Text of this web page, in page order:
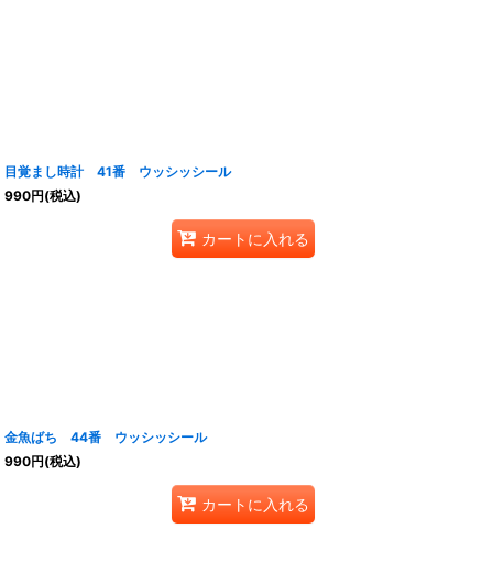
目覚まし時計 41番 ウッシッシール
990円(税込)
カートに入れる
金魚ばち 44番 ウッシッシール
990円(税込)
カートに入れる